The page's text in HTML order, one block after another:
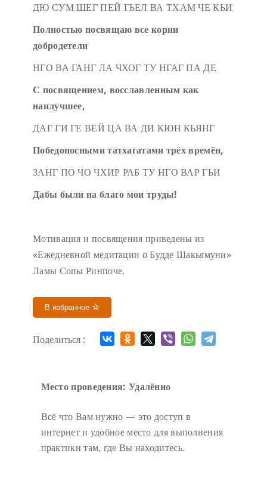
ДЮ СУМ ШЕГ ПЕЙ ГЬЕЛ ВА ТХАМ ЧЕ КЬИ
Полностью посвящаю все корни
добродетели
НГО ВА ГАНГ ЛА ЧХОГ ТУ НГАГ ПА ДЕ
С посвящением, восславленным как
наилучшее,
ДАГ ГИ ГЕ ВЕЙ ЦА ВА ДИ КЮН КЬЯНГ
Победоносными татхагатами трёх времён,
ЗАНГ ПО ЧО ЧХИР РАБ ТУ НГО ВАР ГЬИ
Дабы были на благо мои труды!
Мотивация и посвящения приведены из
«Ежедневной медитации о Будде Шакьямуни»
Ламы Сопы Ринпоче.
В избранное
Поделиться :
Место проведения: Удалённо
Всё что Вам нужно — это доступ в
интернет и удобное место для выполнения
практики там, где Вы находитесь.